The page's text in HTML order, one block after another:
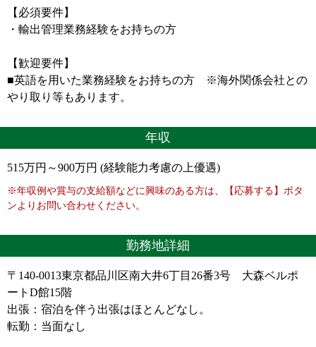
【必須要件】
・輸出管理業務経験をお持ちの方
【歓迎要件】
■英語を用いた業務経験をお持ちの方 ※海外関係会社との
やり取り等もあります。
年収
515万円～900万円 (経験能力考慮の上優遇)
※年収例や賞与の支給額などに興味のある方は、【応募する】ボタ
ンよりお問い合わせください。
勤務地詳細
〒140-0013東京都品川区南大井6丁目26番3号 大森ベルポ
ートD館15階
出張：宿泊を伴う出張はほとんどなし。
転勤：当面なし